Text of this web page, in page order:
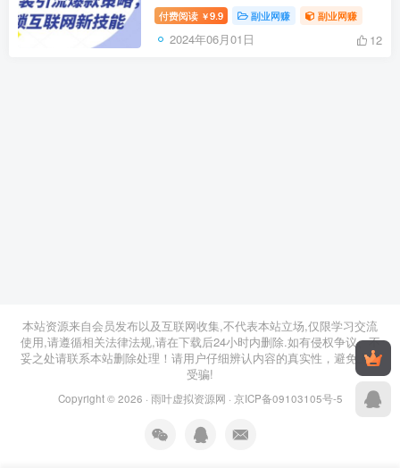
付费阅读 ￥9.9 副业网赚 副业网赚
2024年06月01日 12
本站资源来自会员发布以及互联网收集,不代表本站立场,仅限学习交流
使用,请遵循相关法律法规,请在下载后24小时内删除.如有侵权争议、不
妥之处请联系本站删除处理！请用户仔细辨认内容的真实性，避免上当
受骗!
Copyright © 2026 · 雨叶虚拟资源网 · 京ICP备09103105号-5